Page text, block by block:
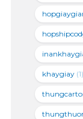
khaygiay(1)